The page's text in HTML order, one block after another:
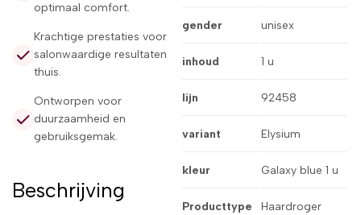
optimaal comfort.
Krachtige prestaties voor
salonwaardige resultaten
thuis.
Ontworpen voor
duurzaamheid en
gebruiksgemak.
Beschrijving
gender unisex
inhoud 1 u
lijn 92458
variant Elysium
kleur Galaxy blue 1 u
Producttype Haardroger